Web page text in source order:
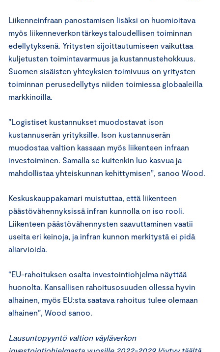
Liikenneinfraan panostamisen lisäksi on huomioitava
myös liikenneverkon tärkeys taloudellisen toiminnan
edellytyksenä. Yritysten sijoittautumiseen vaikuttaa
kuljetusten toimintavarmuus ja kustannustehokkuus.
Suomen sisäisten yhteyksien toimivuus on yritysten
toiminnan perusedellytys niiden toimiessa globaaleilla
markkinoilla.
”Logistiset kustannukset muodostavat ison
kustannuserän yrityksille. Ison kustannuserän
muodostaa valtion kassaan myös liikenteen infraan
investoiminen. Samalla se kuitenkin luo kasvua ja
mahdollistaa yhteiskunnan kehittymisen”, sanoo Wood.
Keskuskauppakamari muistuttaa, että liikenteen
päästövähennyksissä infran kunnolla on iso rooli.
Liikenteen päästövähennysten saavuttaminen vaatii
useita eri keinoja, ja infran kunnon merkitystä ei pidä
aliarvioida.
“EU-rahoituksen osalta investointiohjelma näyttää
huonolta. Kansallisen rahoitusosuuden ollessa hyvin
alhainen, myös EU:sta saatava rahoitus tulee olemaan
alhainen”, Wood sanoo.
Lausuntopyyntö valtion väyläverkon